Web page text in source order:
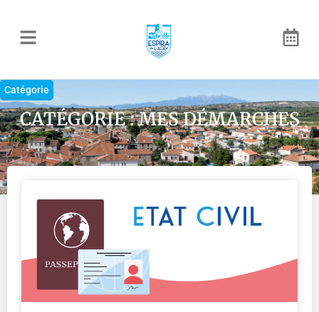
Catégorie
CATÉGORIE : MES DÉMARCHES